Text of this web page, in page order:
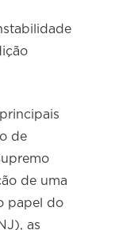
de
de uma
papel do
as